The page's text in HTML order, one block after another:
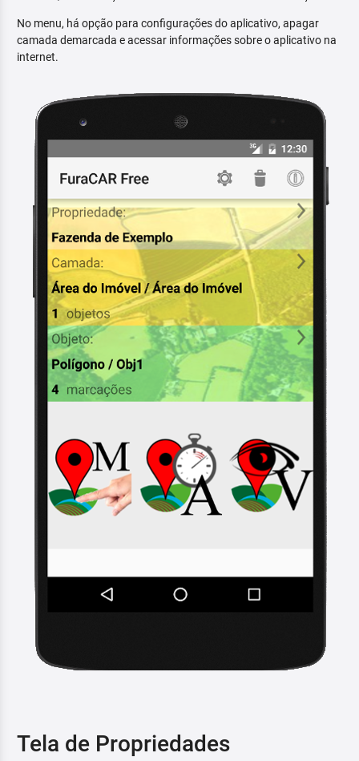
No menu, há opção para configurações do aplicativo, apagar
camada demarcada e acessar informações sobre o aplicativo na
internet.
Tela de Propriedades